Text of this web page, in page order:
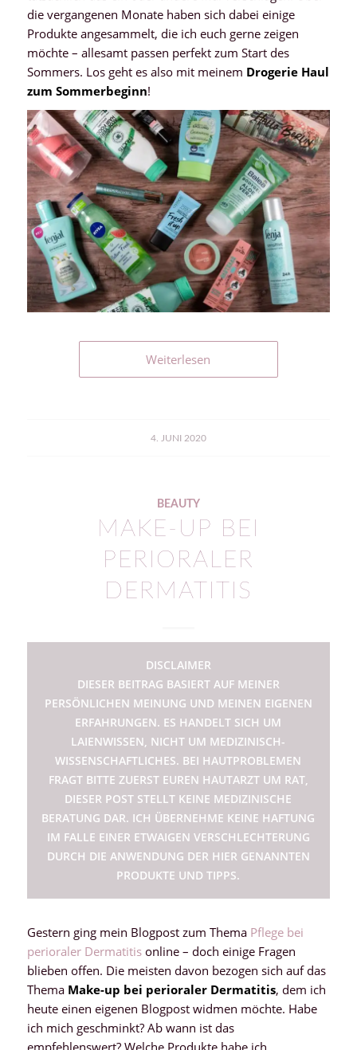
die vergangenen Monate haben sich dabei einige
Produkte angesammelt, die ich euch gerne zeigen
möchte – allesamt passen perfekt zum Start des
Sommers. Los geht es also mit meinem Drogerie Haul
zum Sommerbeginn!
Weiterlesen
4. JUNI 2020
BEAUTY
MAKE-UP BEI
PERIORALER
DERMATITIS
DISCLAIMER
DIESER BEITRAG BASIERT AUF MEINER
PERSÖNLICHEN MEINUNG UND MEINEN EIGENEN
ERFAHRUNGEN. ES HANDELT SICH UM
LAIENWISSEN, NICHT UM MEDIZINISCH-
WISSENSCHAFTLICHES. BEI HAUTPROBLEMEN
FRAGT BITTE ZUERST EUREN HAUTARZT UM RAT,
DIESER POST STELLT KEINE MEDIZINISCHE
BERATUNG DAR. ICH ÜBERNEHME KEINE HAFTUNG
IM FALLE EINER ETWAIGEN VERSCHLECHTERUNG
DURCH DIE ANWENDUNG DER HIER GENANNTEN
PRODUKTE UND TIPPS.
Gestern ging mein Blogpost zum Thema Pflege bei
perioraler Dermatitisonline – doch einige Fragen
blieben offen. Die meisten davon bezogen sich auf das
Thema Make-up bei perioraler Dermatitis, dem ich
heute einen eigenen Blogpost widmen möchte. Habe
ich mich geschminkt? Ab wann ist das